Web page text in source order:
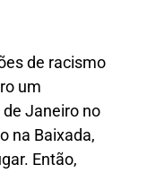
de racismo
um
Janeiro no
na Baixada,
Então,